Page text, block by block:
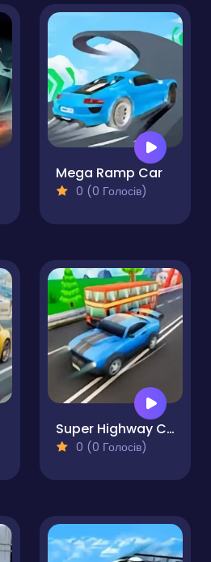
Mega Ramp Car
0 (0 Голосів)
Super Highway Car Traffic Racer
0 (0 Голосів)